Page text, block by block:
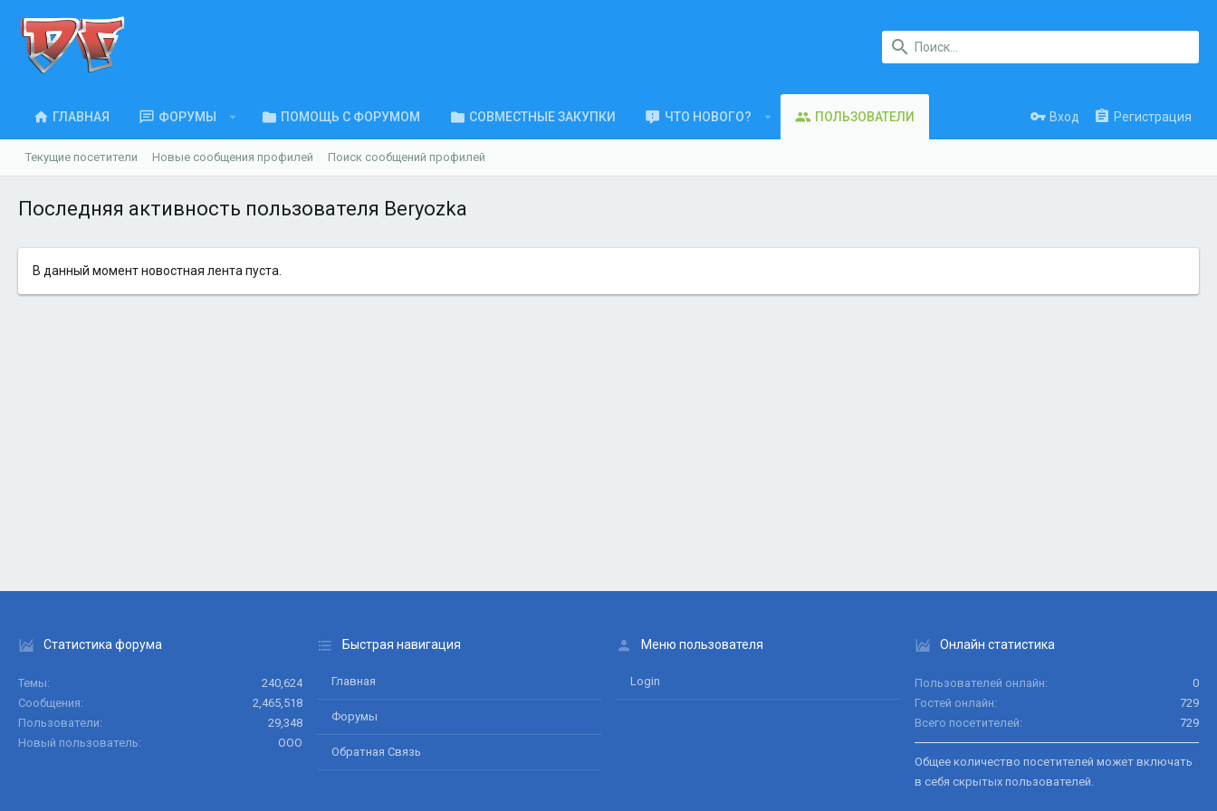
ГЛАВНАЯ ФОРУМЫ ПОМОЩЬ С ФОРУМОМ СОВМЕСТНЫЕ ЗАКУПКИ ЧТО НОВОГО? ПОЛЬЗОВАТЕЛИ Вход Регистрация
Текущие посетители Новые сообщения профилей Поиск сообщений профилей
Последняя активность пользователя Beryozka
В данный момент новостная лента пуста.
Статистика форума
Темы
240,624
Сообщения
2,465,518
Пользователи
29,348
Новый пользователь
ООО
Быстрая навигация
Главная
Форумы
Обратная Связь
Меню пользователя
Login
Онлайн статистика
Пользователей онлайн
0
Гостей онлайн
729
Всего посетителей
729
Общее количество посетителей может включать
в себя скрытых пользователей.